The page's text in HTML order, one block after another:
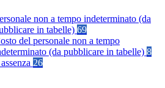
non a tempo indeterminato (da
in tabelle) 69
del personale non a tempo
(da pubblicare in tabelle) 8
26